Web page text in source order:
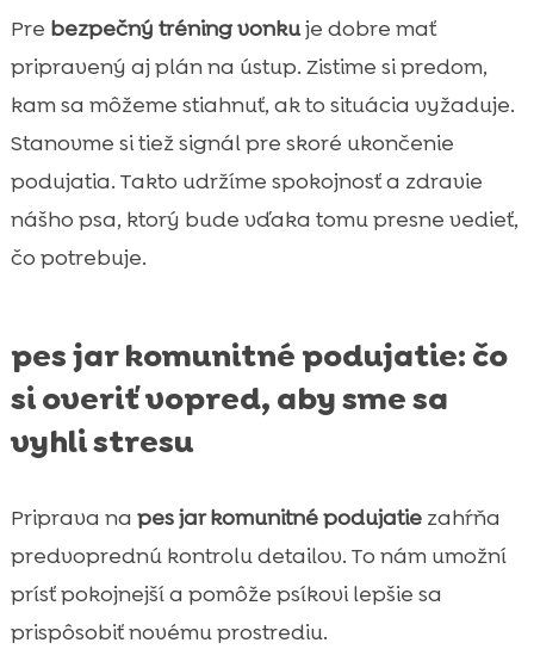
Pre bezpečný tréning vonkuje dobre mať
pripravený aj plán na ústup. Zistime si predom,
kam sa môžeme stiahnuť, ak to situácia vyžaduje.
Stanovme si tiež signál pre skoré ukončenie
podujatia. Takto udržíme spokojnosť a zdravie
nášho psa, ktorý bude vďaka tomu presne vedieť,
čo potrebuje.
pes jar komunitné podujatie: čo
si overiť vopred, aby sme sa
vyhli stresu
Priprava na pes jar komunitné podujatiezahŕňa
predvoprednú kontrolu detailov. To nám umožní
prísť pokojnejší a pomôže psíkovi lepšie sa
prispôsobiť novému prostrediu.